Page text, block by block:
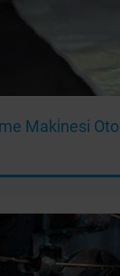
Maki̇nesi